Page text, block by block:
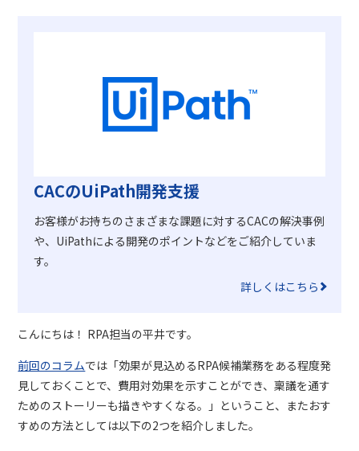
CACのUiPath開発支援
お客様がお持ちのさまざまな課題に対するCACの解決事例
や、 UiPathによる開発のポイントなどをご紹介していま
す。
詳しくはこちら
こんにちは！ RPA担当の平井です。
前回のコラムでは「効果が見込めるRPA候補業務をある程度発
見しておくことで、費用対効果を示すことができ、稟議を通す
ためのストーリーも描きやすくなる。」ということ、またおす
すめの方法としては以下の2つを紹介しました。